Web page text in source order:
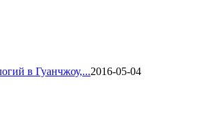
в Гуанчжоу,...2016-05-04